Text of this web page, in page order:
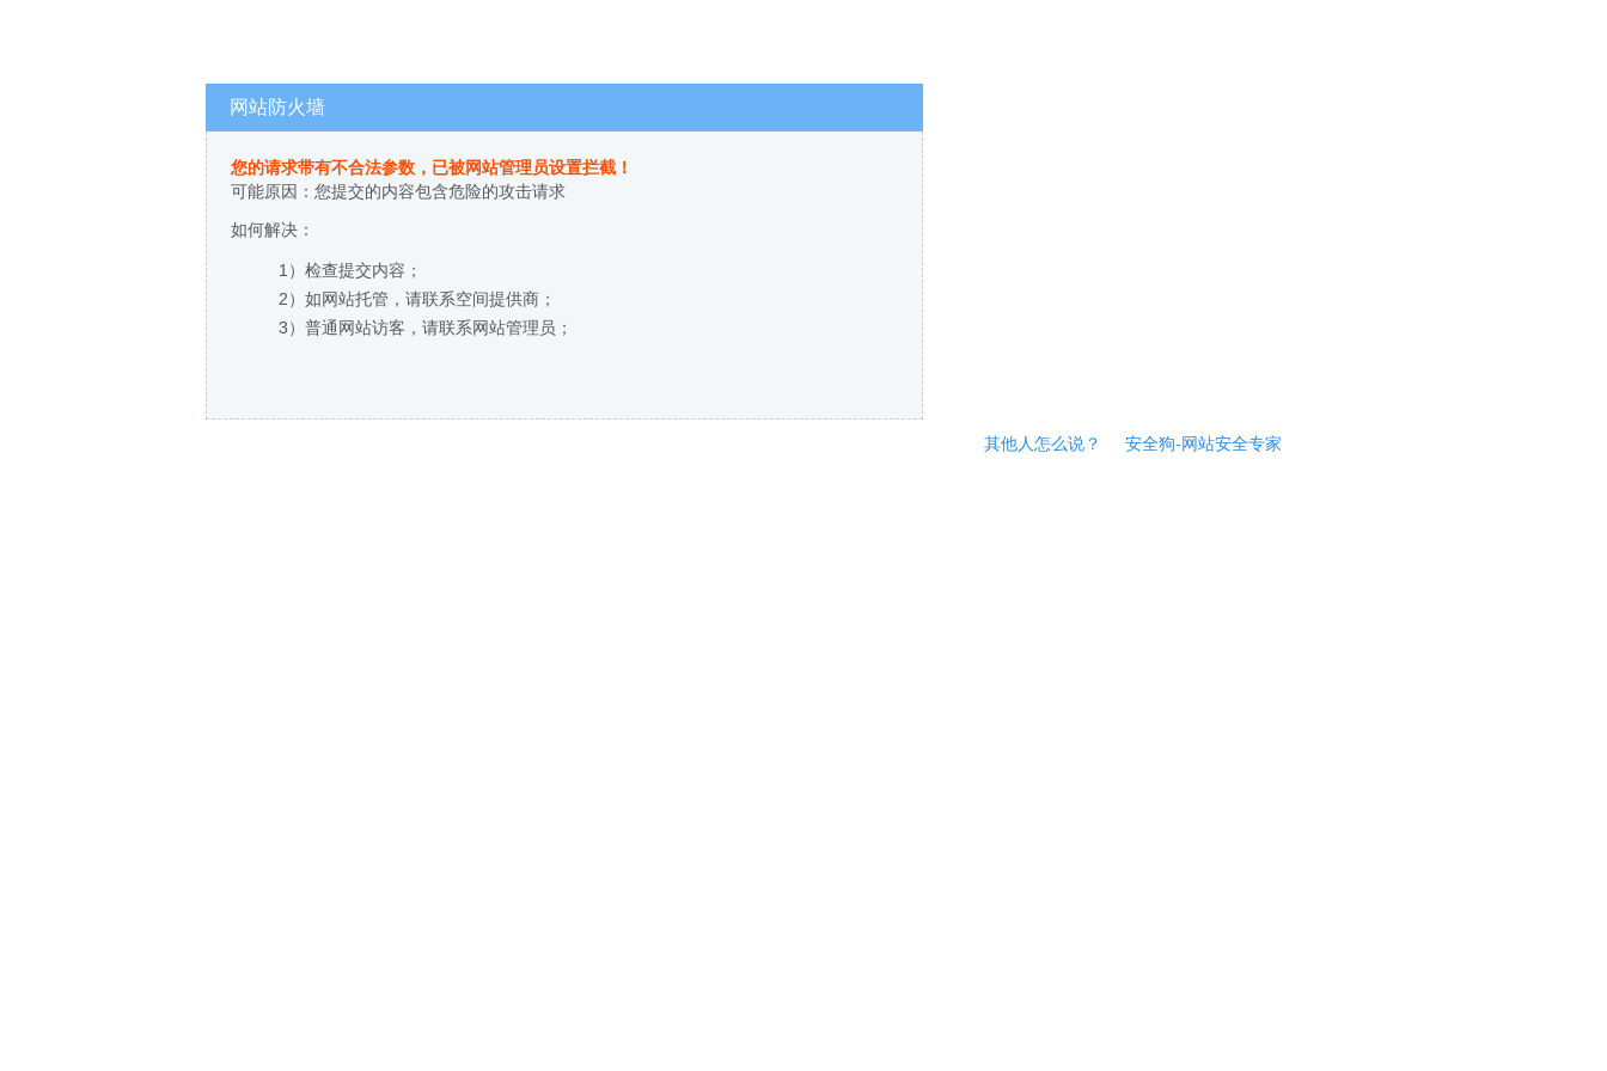
网站防火墙
您的请求带有不合法参数，已被网站管理员设置拦截！
可能原因：您提交的内容包含危险的攻击请求
如何解决：
1）检查提交内容；
2）如网站托管，请联系空间提供商；
3）普通网站访客，请联系网站管理员；
其他人怎么说？ 安全狗-网站安全专家